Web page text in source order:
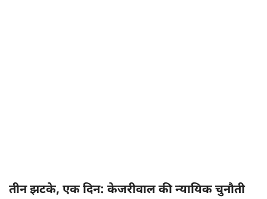
तीन झटके, एक दिन: केजरीवाल की न्यायिक चुनौती